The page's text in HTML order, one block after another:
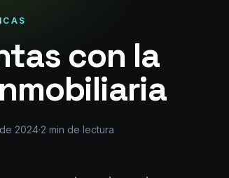
con la
2024·2 min de lectura